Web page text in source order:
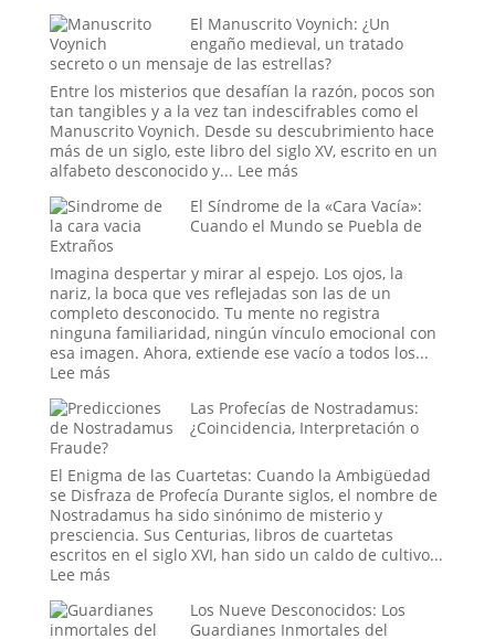
el
Cielo
Abre
sus
Compuertas:
El
Misterio
y
Ciencia
de
Lluvias
de
Animales
El Manuscrito Voynich: ¿Un
engaño medieval, un tratado
secreto o un mensaje de las estrellas?
Entre los misterios que desafían la razón, pocos son
tan tangibles y a la vez tan indescifrables como el
Manuscrito Voynich. Desde su descubrimiento hace
más de un siglo, este libro del siglo XV, escrito en un
alfabeto desconocido y... Lee más:
Manuscrito
Voynich:
engaño
medieval,
un
tratado
secreto
mensaje
de
estrellas?
El Síndrome de la «Cara Vacía»:
Cuando el Mundo se Puebla de
Extraños
Imagina despertar y mirar al espejo. Los ojos, la
nariz, la boca que ves reflejadas son las de un
completo desconocido. Tu mente no registra
ninguna familiaridad, ningún vínculo emocional con
esa imagen. Ahora, extiende ese vacío a todos los...
Lee más:
Síndrome
de
«Cara
Vacía»:
Cuando
el
Mundo
se
de
Extraños
Las Profecías de Nostradamus:
¿Coincidencia, Interpretación o
Fraude?
El Enigma de las Cuartetas: Cuando la Ambigüedad
se Disfraza de Profecía Durante siglos, el nombre de
Nostradamus ha sido sinónimo de misterio y
presciencia. Sus Centurias, libros de cuartetas
escritos en el siglo XVI, han sido un caldo de cultivo...
Lee más:
Profecías
de
Los Nueve Desconocidos: Los
Guardianes Inmortales del